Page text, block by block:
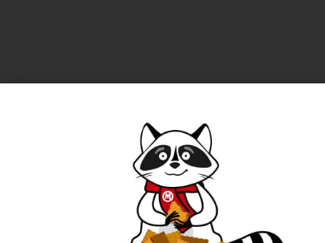
Zahlungsarten